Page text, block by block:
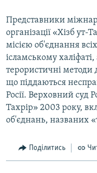
Представники
організації «Хізб ут-
місією об'єднання
ісламському
терористичні методи
що піддаються
Росії. Верховний суд
Тахрір» 2003 року,
об'єднань, названих
Поділитись